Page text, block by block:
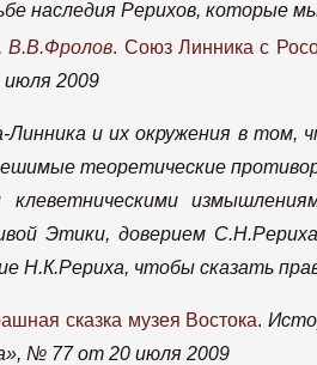
наследия Рерихов, которые
В.В.Фролов. Союз Линника с
июля 2009
Линника и их окружения в
теоретические
клеветническими
Этики, доверием
Н.К.Рериха, чтобы сказать
сказка музея Востока.
№ 77 от 20 июля 2009